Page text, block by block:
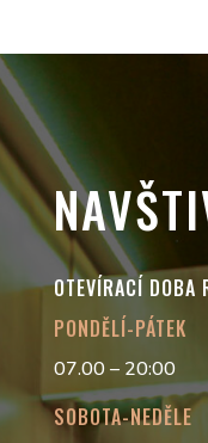
OTEVÍRACÍ DOBA
PONDĚLÍ-PÁTEK
07.00 – 20:00
SOBOTA-NEDĚLE